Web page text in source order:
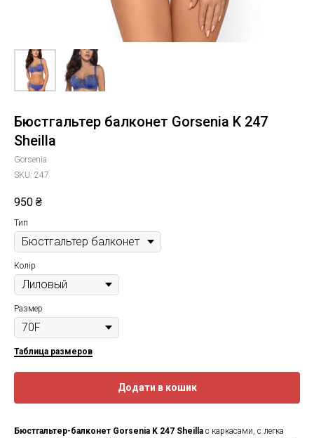
Бюстгальтер балконет Gorsenia K 247
Sheilla
Gorsenia
SKU: 247
950 ₴
Тип
Колір
Размер
Таблица размеров
Додати в кошик
Бюстгальтер-балконет Gorsenia K 247 Sheilla с каркасами, с легка